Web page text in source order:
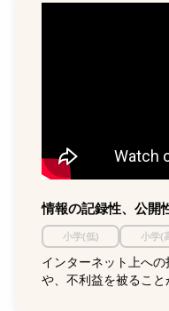
情報の記録性、公開
小学(低) 小学(
インターネット上へ
や、不利益を被ること